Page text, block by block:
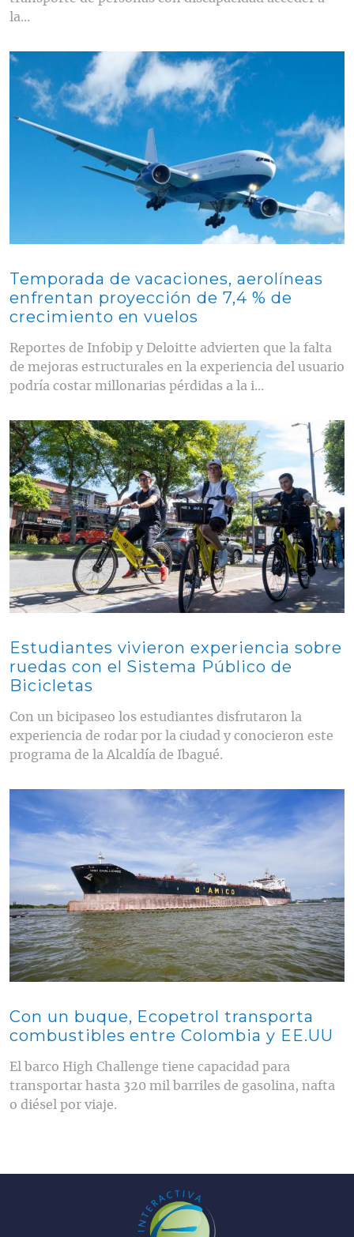
la...
Contenido multimedia principal
Temporada de vacaciones, aerolíneas
enfrentan proyección de 7,4 % de
crecimiento en vuelos
Reportes de Infobip y Deloitte advierten que la falta
de mejoras estructurales en la experiencia del usuario
podría costar millonarias pérdidas a la i...
Contenido multimedia principal
Estudiantes vivieron experiencia sobre
ruedas con el Sistema Público de
Bicicletas
Con un bicipaseo los estudiantes disfrutaron la
experiencia de rodar por la ciudad y conocieron este
programa de la Alcaldía de Ibagué.
Contenido multimedia principal
Con un buque, Ecopetrol transporta
combustibles entre Colombia y EE.UU
El barco High Challenge tiene capacidad para
transportar hasta 320 mil barriles de gasolina, nafta
o diésel por viaje.